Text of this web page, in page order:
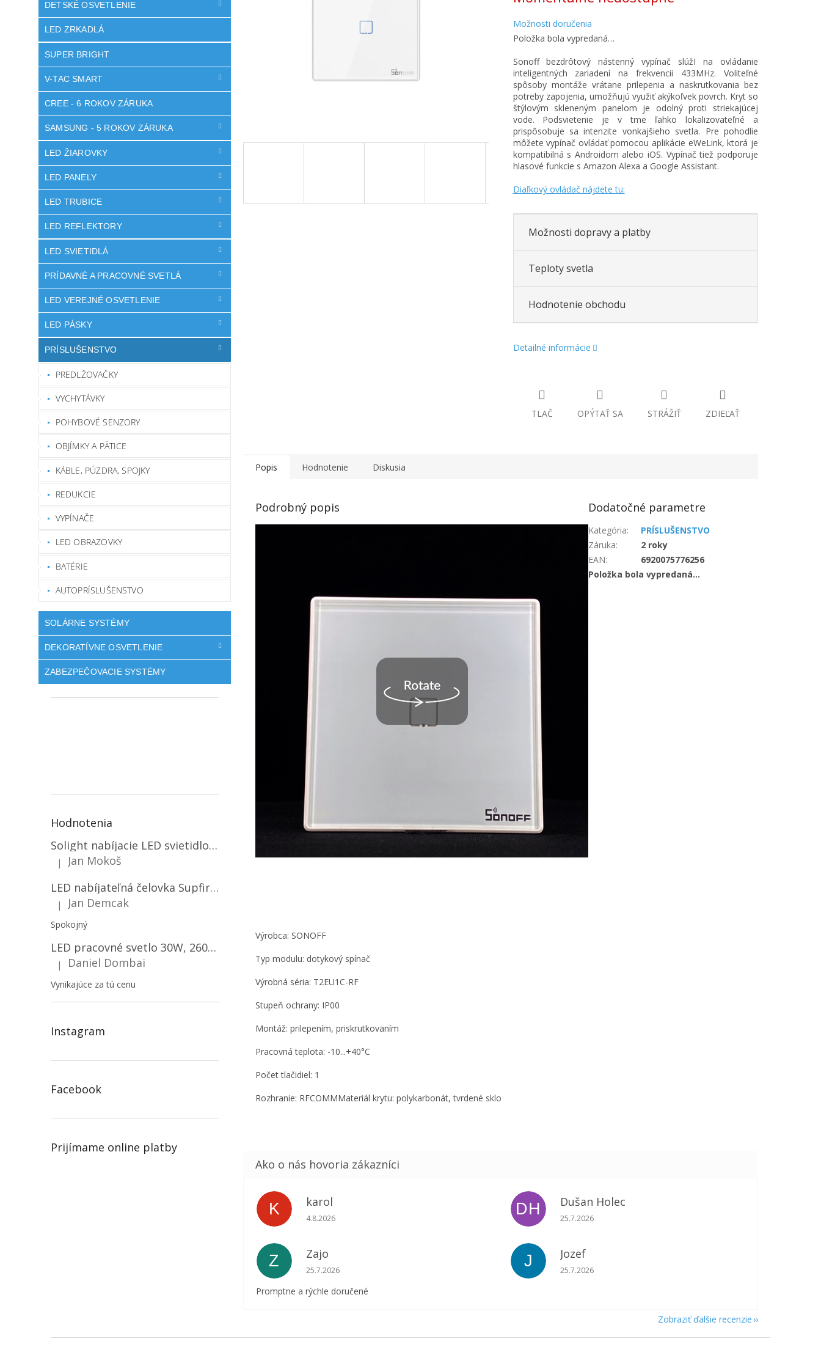
DETSKÉ OSVETLENIE
LED ZRKADLÁ
SUPER BRIGHT
V-TAC SMART
CREE - 6 ROKOV ZÁRUKA
SAMSUNG - 5 ROKOV ZÁRUKA
LED ŽIAROVKY
LED PANELY
LED TRUBICE
LED REFLEKTORY
LED SVIETIDLÁ
PRÍDAVNÉ A PRACOVNÉ SVETLÁ
LED VEREJNÉ OSVETLENIE
LED PÁSKY
PRÍSLUŠENSTVO
PREDLŽOVAČKY
VYCHYTÁVKY
POHYBOVÉ SENZORY
OBJÍMKY A PÄTICE
KÁBLE, PÚZDRA, SPOJKY
REDUKCIE
VYPÍNAČE
LED OBRAZOVKY
BATÉRIE
AUTOPRÍSLUŠENSTVO
SOLÁRNE SYSTÉMY
DEKORATÍVNE OSVETLENIE
ZABEZPEČOVACIE SYSTÉMY
Hodnotenia
Solight nabíjacie LED svietidlo, 600lm, 2200mAh Li-Ion, USB nabíjanie [WN22]
Hodnotenie produktu je 5 z 5 hviezdičiek.
|
Jan Mokoš
LED nabíjateľná čelovka Supfire HL06, 3 módy + SOS + senzor, nabíjanie cez Micro-USB, 5W, 500lm, 300m
Hodnotenie produktu je 5 z 5 hviezdičiek.
| Jan Demcak
Spokojný
LED pracovné svetlo 30W, 2600LM, 12V/24V, IP67/2-PACK! [LB0087]
Hodnotenie produktu je 5 z 5 hviezdičiek.
| Daniel Dombai
Vynikajúce za tú cenu
Instagram
Facebook
Prijímame online platby
Možnosti doručenia
Položka bola vypredaná…
Sonoff bezdrôtový nástenný vypínač slúžI na ovládanie
inteligentných zariadení na frekvencii 433MHz. Voliteľné
spôsoby montáže vrátane prilepenia a naskrutkovania bez
potreby zapojenia, umožňujú využiť akýkoľvek povrch. Kryt so
štýlovým skleneným panelom je odolný proti striekajúcej
vode. Podsvietenie je v tme ľahko lokalizovateľné a
prispôsobuje sa intenzite vonkajšieho svetla. Pre pohodlie
môžete vypínač ovládať pomocou aplikácie eWeLink, ktorá je
kompatibilná s Androidom alebo iOS. Vypínač tiež podporuje
hlasové funkcie s Amazon Alexa a Google Assistant.
Diaľkový ovládač nájdete tu:
Možnosti dopravy a platby
Teploty svetla
Hodnotenie obchodu
Detailné informácie
TLAČ OPÝTAŤ SA STRÁŽIŤ ZDIEĽAŤ
Popis Hodnotenie Diskusia
Podrobný popis
Výrobca: SONOFF
Typ modulu: dotykový spínač
Výrobná séria: T2EU1C-RF
Stupeň ochrany: IP00
Montáž: prilepením, priskrutkovaním
Pracovná teplota: -10...+40°C
Počet tlačidiel: 1
Rozhranie: RFCOMMMateriál krytu: polykarbonát, tvrdené sklo
Dodatočné parametre
Kategória:
PRÍSLUŠENSTVO
Záruka:
2 roky
EAN:
6920075776256
Položka bola vypredaná…
K karol
Hodnotenie obchodu je 5 z 5 hviezdičiek.
4.8.2026
DH Dušan Holec
Hodnotenie obchodu je 5 z 5 hviezdičiek.
25.7.2026
Z Zajo
Hodnotenie obchodu je 5 z 5 hviezdičiek.
25.7.2026
Promptne a rýchle doručené
J Jozef
Hodnotenie obchodu je 5 z 5 hviezdičiek.
25.7.2026
Zobraziť ďalšie recenzie